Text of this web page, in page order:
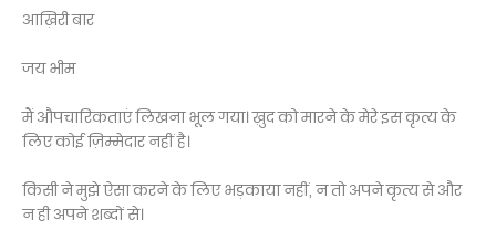
आख़िरी बार
जय भीम
मैं औपचारिकताएं लिखना भूल गया। ख़ुद को मारने के मेरे इस कृत्य के
लिए कोई ज़िम्मेदार नहीं है।
किसी ने मुझे ऐसा करने के लिए भड़काया नहीं, न तो अपने कृत्य से और
न ही अपने शब्दों से।